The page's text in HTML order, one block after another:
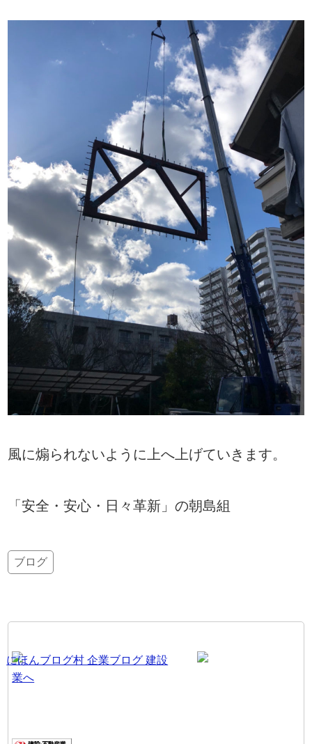
風に煽られないように上へ上げていきます。
「安全・安心・日々革新」の朝島組
ブログ